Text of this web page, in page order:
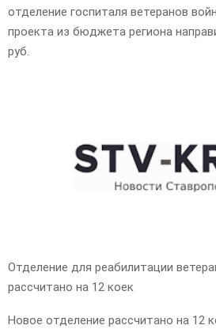
отделение госпиталя ветеранов
проекта из бюджета региона
руб.
Отделение для реабилитации
рассчитано на 12 коек
Новое отделение рассчитано на 12